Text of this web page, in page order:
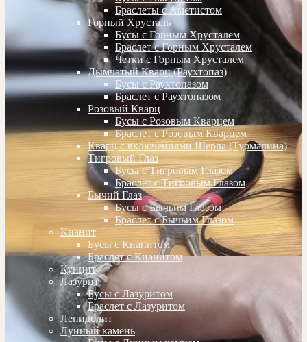
Браслеты с Аметистом
Горный Хрусталь
Бусы с Горным Хрусталем
Браслет с Горным Хрусталем
Четки с Горным Хрусталем
Дымчатый Кварц (Раухтопаз)
Бусы с Раухтопазом
Браслет с Раухтопазом
Розовый Кварц
Бусы с Розовым Кварцем
Браслет с Розовым Кварцем
Кварц с включениями Шерла (Турмалина)
Тигровый Глаз
Бусы с Тигровым Глазом
Браслет с Тигровым Глазом
Бычий Глаз
Бусы с Бычьим Глазом
Браслет с Бычьим Глазом
Кианит
Бусы с Кианитом
Браслет с Кианитом
Кунцит
Лазурит
Бусы с Лазуритом
Браслет с Лазуритом
Лепидолит
Лунный камень